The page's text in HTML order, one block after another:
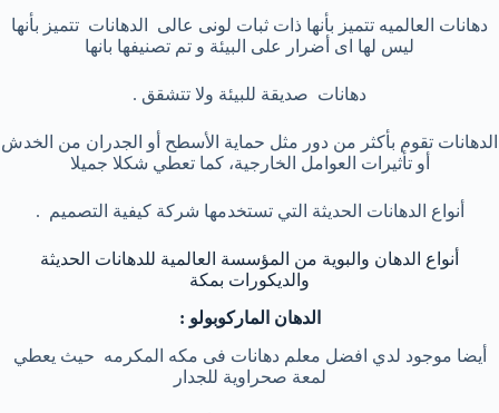
دهانات العالميه تتميز بأنها ذات ثبات لونى عالى الدهانات تتميز بأنها
ليس لها اى أضرار على البيئة و تم تصنيفها بانها
دهانات صديقة للبيئة ولا تتشقق .
الدهانات تقوم بأكثر من دور مثل حماية الأسطح أو الجدران من الخدش
أو تأثيرات العوامل الخارجية، كما تعطي شكلا جميلا
أنواع الدهانات الحديثة التي تستخدمها شركة كيفية التصميم .
أنواع الدهان والبوية من المؤسسة العالمية للدهانات الحديثة
والديكورات بمكة
الدهان الماركوبولو :
أيضا موجود لدي افضل معلم دهانات فى مكه المكرمه حيث يعطي
لمعة صحراوية للجدار